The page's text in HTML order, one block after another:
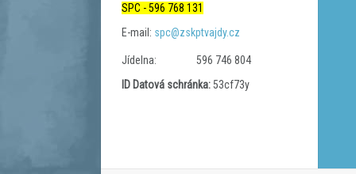
SPC - 596 768 131
E-mail: spc@zskptvajdy.cz
Jídelna:
596 746 804
ID Datová schránka:53cf73y